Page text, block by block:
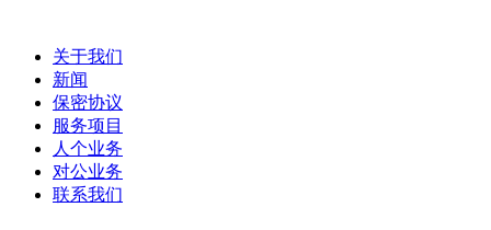
关于我们
新闻
保密协议
服务项目
人个业务
对公业务
联系我们